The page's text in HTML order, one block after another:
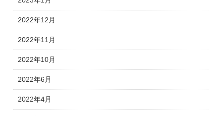
2022年12月
2022年11月
2022年10月
2022年6月
2022年4月